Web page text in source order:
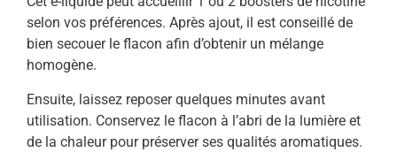
selon vos préférences. Après ajout, il est conseillé de
bien secouer le flacon afin d’obtenir un mélange
homogène.
Ensuite, laissez reposer quelques minutes avant
utilisation. Conservez le flacon à l’abri de la lumière et
de la chaleur pour préserver ses qualités aromatiques.